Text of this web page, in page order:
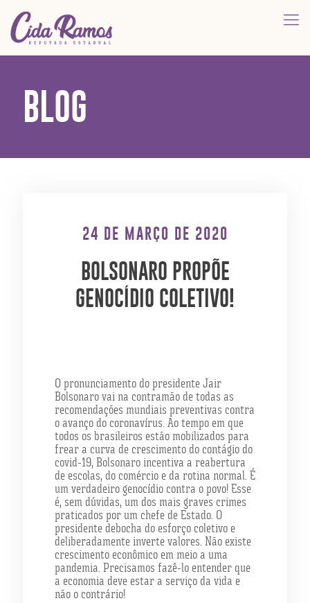
BLOG
24 DE MARÇO DE 2020
BOLSONARO PROPÕE
GENOCÍDIO COLETIVO!
O pronunciamento do presidente Jair
Bolsonaro vai na contramão de todas as
recomendações mundiais preventivas contra
o avanço do coronavírus. Ao tempo em que
todos os brasileiros estão mobilizados para
frear a curva de crescimento do contágio do
covid-19, Bolsonaro incentiva a reabertura
de escolas, do comércio e da rotina normal. É
um verdadeiro genocídio contra o povo! Esse
é, sem dúvidas, um dos mais graves crimes
praticados por um chefe de Estado. O
presidente debocha do esforço coletivo e
deliberadamente inverte valores. Não existe
crescimento econômico em meio a uma
pandemia. Precisamos fazê-lo entender que
a economia deve estar a serviço da vida e
não o contrário!